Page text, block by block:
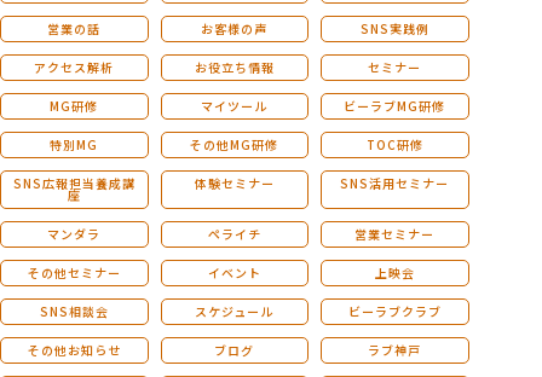
営業の話 お客様の声 SNS実践例
アクセス解析 お役立ち情報 セミナー
MG研修 マイツール ビーラブMG研修
特別MG その他MG研修 TOC研修
SNS広報担当養成講
座
体験セミナー SNS活用セミナー
マンダラ ペライチ 営業セミナー
その他セミナー イベント 上映会
SNS相談会 スケジュール ビーラブクラブ
その他お知らせ ブログ ラブ神戸